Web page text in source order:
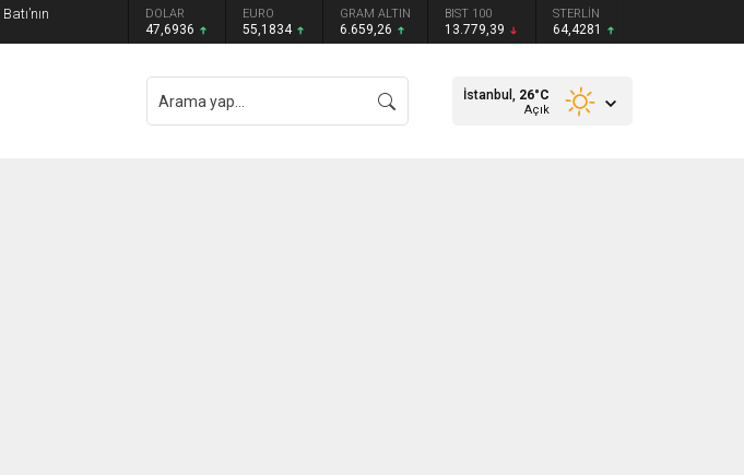
DOLAR
47,6936
EURO
55,1834
GRAM ALTIN
6.659,26
BIST 100
13.779,39
STERLİN
64,4281
İstanbul, 26°C
Açık